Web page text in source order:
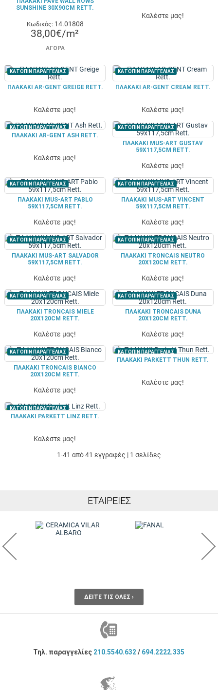
SUNSHINE 30X90CM RETT.
Κωδικός: 14.01808
38,00€/m²
ΑΓΟΡΆ
Καλέστε μας!
ΚΑΤΟΠΙΝ ΠΑΡΑΓΓΕΛΙΑΣ
ΠΛΑΚΑΚΙ AR-GENT GREIGE RETT.
Καλέστε μας!
ΚΑΤΟΠΙΝ ΠΑΡΑΓΓΕΛΙΑΣ
ΠΛΑΚΑΚΙ AR-GENT CREAM RETT.
Καλέστε μας!
ΚΑΤΟΠΙΝ ΠΑΡΑΓΓΕΛΙΑΣ
ΠΛΑΚΑΚΙ AR-GENT ASH RETT.
Καλέστε μας!
ΚΑΤΟΠΙΝ ΠΑΡΑΓΓΕΛΙΑΣ
ΠΛΑΚΑΚΙ MUS-ART GUSTAV
59X117,5CM RETT.
Καλέστε μας!
ΚΑΤΟΠΙΝ ΠΑΡΑΓΓΕΛΙΑΣ
ΠΛΑΚΑΚΙ MUS-ART PABLO
59X117,5CM RETT.
Καλέστε μας!
ΚΑΤΟΠΙΝ ΠΑΡΑΓΓΕΛΙΑΣ
ΠΛΑΚΑΚΙ MUS-ART VINCENT
59X117,5CM RETT.
Καλέστε μας!
ΚΑΤΟΠΙΝ ΠΑΡΑΓΓΕΛΙΑΣ
ΠΛΑΚΑΚΙ MUS-ART SALVADOR
59X117,5CM RETT.
Καλέστε μας!
ΚΑΤΟΠΙΝ ΠΑΡΑΓΓΕΛΙΑΣ
ΠΛΑΚΑΚΙ TRONCAIS NEUTRO
20X120CM RETT.
Καλέστε μας!
ΚΑΤΟΠΙΝ ΠΑΡΑΓΓΕΛΙΑΣ
ΠΛΑΚΑΚΙ TRONCAIS MIELE
20X120CM RETT.
Καλέστε μας!
ΚΑΤΟΠΙΝ ΠΑΡΑΓΓΕΛΙΑΣ
ΠΛΑΚΑΚΙ TRONCAIS DUNA
20X120CM RETT.
Καλέστε μας!
ΚΑΤΟΠΙΝ ΠΑΡΑΓΓΕΛΙΑΣ
ΠΛΑΚΑΚΙ TRONCAIS BIANCO
20X120CM RETT.
Καλέστε μας!
ΚΑΤΟΠΙΝ ΠΑΡΑΓΓΕΛΙΑΣ
ΠΛΑΚΑΚΙ PARKETT THUN RETT.
Καλέστε μας!
ΚΑΤΟΠΙΝ ΠΑΡΑΓΓΕΛΙΑΣ
ΠΛΑΚΑΚΙ PARKETT LINZ RETT.
Καλέστε μας!
1-41 από 41 εγγραφές | 1 σελίδες
ΕΤΑΙΡΕΊΕΣ
ΔΕΊΤΕ ΤΙΣ ΌΛΕΣ ›
Τηλ. παραγγελίες 210.5540.632/ 694.2222.335